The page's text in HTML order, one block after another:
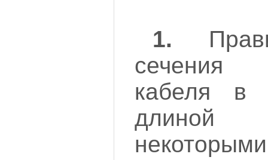
1.
сечения
кабеля в
длиной